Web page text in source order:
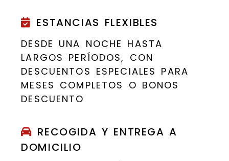
ESTANCIAS FLEXIBLES
DESDE UNA NOCHE HASTA
LARGOS PERÍODOS, CON
DESCUENTOS ESPECIALES PARA
MESES COMPLETOS O BONOS
DESCUENTO
RECOGIDA Y ENTREGA A
DOMICILIO